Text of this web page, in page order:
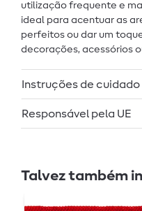
utilização frequente e
ideal para acentuar as
perfeitos ou dar um
decorações, acessórios
Instruções de cuidado
Responsável pela UE
Talvez também